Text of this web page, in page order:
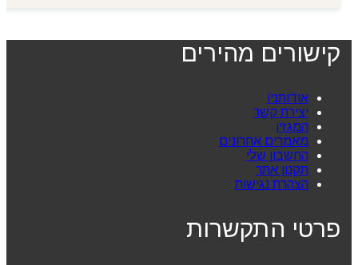
קישורים מהירים
אודותניו
יצירת קשר
המגזין
מאמרים אחרונים
החשבון שלי
תקנון אתר
הצהרת נגישות
פרטי התקשרות